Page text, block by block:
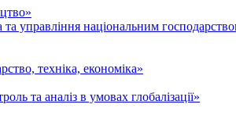
та управління національним
техніка, економіка»
та аналіз в умовах глобалізації»